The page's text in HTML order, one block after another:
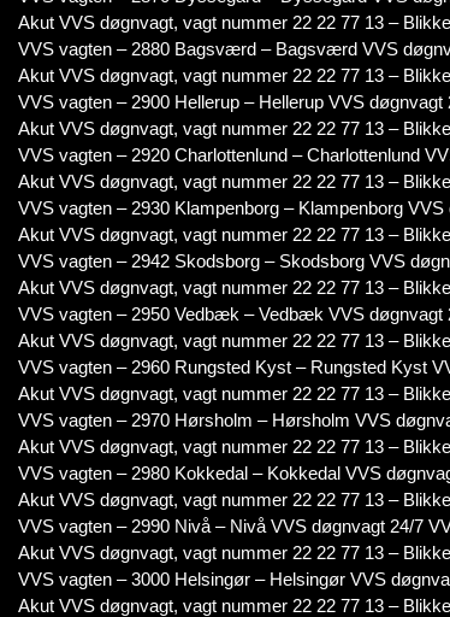
Akut VVS døgnvagt, vagt nummer 22 22 77 13 –
VVS vagten – 2880 Bagsværd – Bagsværd VVS
Akut VVS døgnvagt, vagt nummer 22 22 77 13 –
VVS vagten – 2900 Hellerup – Hellerup VVS døgnvagt
Akut VVS døgnvagt, vagt nummer 22 22 77 13 –
VVS vagten – 2920 Charlottenlund – Charlottenlund
Akut VVS døgnvagt, vagt nummer 22 22 77 13 –
VVS vagten – 2930 Klampenborg – Klampenborg
Akut VVS døgnvagt, vagt nummer 22 22 77 13 –
VVS vagten – 2942 Skodsborg – Skodsborg VVS
Akut VVS døgnvagt, vagt nummer 22 22 77 13 –
VVS vagten – 2950 Vedbæk – Vedbæk VVS døgnvagt
Akut VVS døgnvagt, vagt nummer 22 22 77 13 –
VVS vagten – 2960 Rungsted Kyst – Rungsted Kyst
Akut VVS døgnvagt, vagt nummer 22 22 77 13 –
VVS vagten – 2970 Hørsholm – Hørsholm VVS
Akut VVS døgnvagt, vagt nummer 22 22 77 13 –
VVS vagten – 2980 Kokkedal – Kokkedal VVS
Akut VVS døgnvagt, vagt nummer 22 22 77 13 –
VVS vagten – 2990 Nivå – Nivå VVS døgnvagt 24/7
Akut VVS døgnvagt, vagt nummer 22 22 77 13 –
VVS vagten – 3000 Helsingør – Helsingør VVS
Akut VVS døgnvagt, vagt nummer 22 22 77 13 –